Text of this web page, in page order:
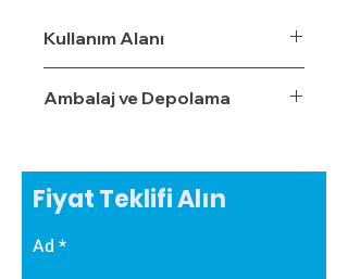
yumuşama ve sarkma yapmaz.
Yalıtım sistemine tam
uyumludur.
Dış koşullara son derece
dayanıklıdır.
Güneş ışınlarından etkilenmez.
Kullanım Alanı
Ambalaj ve Depolama
Fiyat Teklifi Alın
Ad